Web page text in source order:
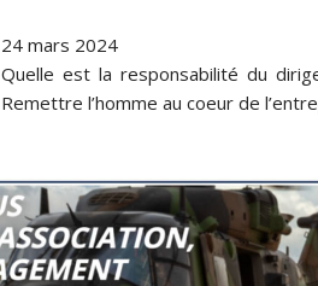
24 mars 2024
Quelle est la responsabilité du
Remettre l’homme au coeur de